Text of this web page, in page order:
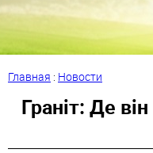
Главная : Новости
Граніт: Де